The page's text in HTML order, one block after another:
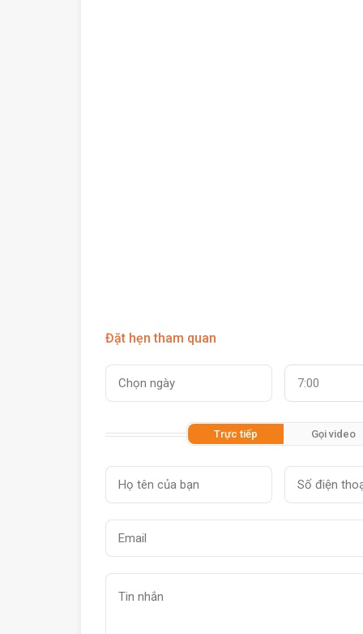
Đặt hẹn tham quan
7:00
Trực tiếp Gọi video